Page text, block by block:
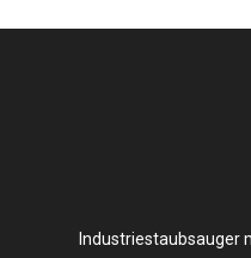
Industriestaubsauger